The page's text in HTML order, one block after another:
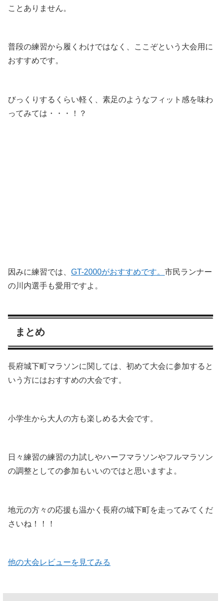
ことありません。
普段の練習から履くわけではなく、ここぞという大会用に
おすすめです。
びっくりするくらい軽く、素足のようなフィット感を味わ
ってみては・・・！？
因みに練習では、 GT-2000がおすすめです。 市民ランナー
の川内選手も愛用ですよ。
まとめ
長府城下町マラソンに関しては、初めて大会に参加すると
いう方にはおすすめの大会です。
小学生から大人の方も楽しめる大会です。
日々練習の練習の力試しやハーフマラソンやフルマラソン
の調整としての参加もいいのではと思いますよ。
地元の方々の応援も温かく長府の城下町を走ってみてくだ
さいね！！！
他の大会レビューを見てみる